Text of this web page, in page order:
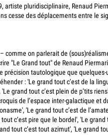
artiste pluridisciplinaire, Renaud
cesse des déplacements entre le
comme on parlerait de
"Le Grand tout" de Renaud
précision tautologique que
: 'Le grand tout c’est de la
grand tout c’est plein de p’tits
de l’espace inter-galactique et
'Le grand tout c’est de
c’est pire que le bordel', 'Le
tout c’est tout azimut', 'Le grand